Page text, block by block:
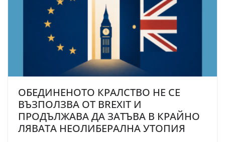
ОБЕДИНЕНОТО КРАЛСТВО НЕ СЕ
ВЪЗПОЛЗВА ОТ BREXIT И
ПРОДЪЛЖАВА ДА ЗАТЪВА В КРАЙНО
ЛЯВАТА НЕОЛИБЕРАЛНА УТОПИЯ